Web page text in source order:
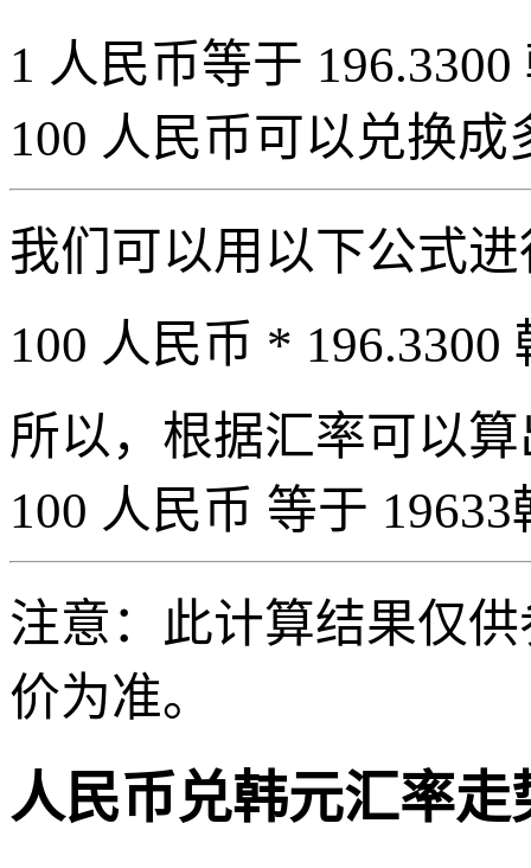
1 人民币等于
100 人民币可以兑换成
我们可以用以下公式
100 人民币 * 196.3300
所以，根据汇率可以
100 人民币 等于
注意：此计算结果仅
价为准。
人民币兑韩元汇率走